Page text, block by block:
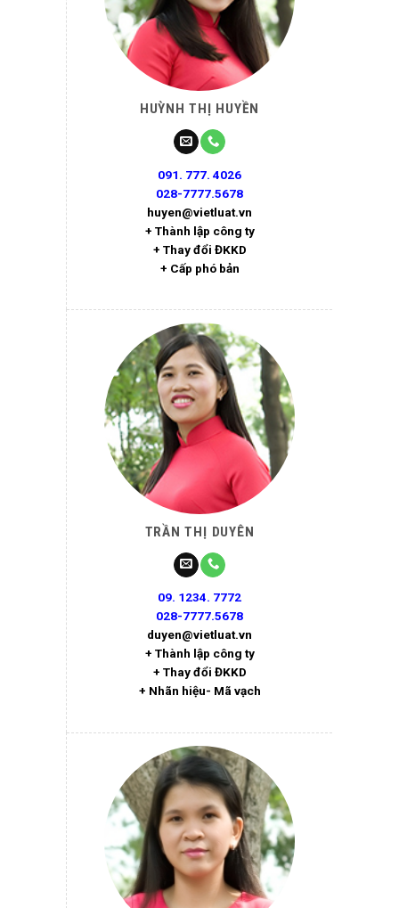
HUỲNH THỊ HUYỀN
091. 777. 4026
028-7777.5678
huyen@vietluat.vn
+ Thành lập công ty
+ Thay đổi ĐKKD
+ Cấp phó bản
TRẦN THỊ DUYÊN
09. 1234. 7772
028-7777.5678
duyen@vietluat.vn
+ Thành lập công ty
+ Thay đổi ĐKKD
+ Nhãn hiệu- Mã vạch